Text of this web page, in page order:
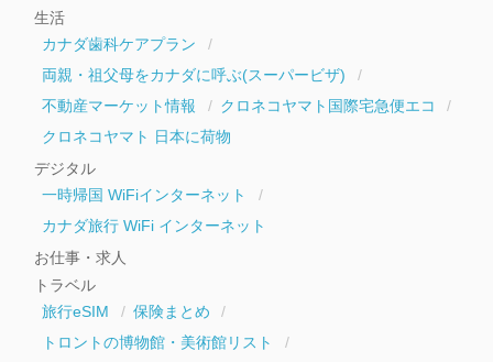
生活
カナダ歯科ケアプラン
両親・祖父母をカナダに呼ぶ(スーパービザ)
不動産マーケット情報
クロネコヤマト国際宅急便エコ
クロネコヤマト 日本に荷物
デジタル
一時帰国 WiFiインターネット
カナダ旅行 WiFi インターネット
お仕事・求人
トラベル
旅行eSIM
保険まとめ
トロントの博物館・美術館リスト